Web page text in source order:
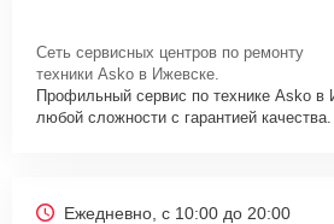
специалисты оперативно
вопросам, запишут на диагностику,
курьерской доставки или оформят выезд
и место.
Сеть сервисных центров по ремонту
техники Asko в Ижевске.
Профильный сервис по технике Asko в
любой сложности с гарантией качества.
Ежедневно, с 10:00 до 20:00